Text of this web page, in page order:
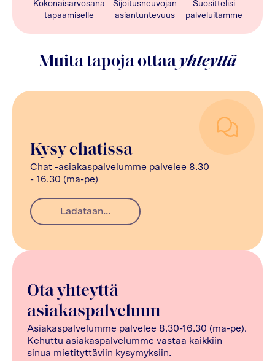
Kokonaisarvosana
tapaamiselle
Sijoitusneuvojan
asiantuntevuus
Suosittelisi
palveluitamme
Muita tapoja ottaayhteyttä
Ota yhteyttä
asiakaspalveluun
Asiakaspalvelumme palvelee 8.30-16.30 (ma-pe).
Kehuttu asiakaspalvelumme vastaa kaikkiin
sinua mietityttäviin kysymyksiin.
Kysy chatissa
Chat -asiakaspalvelumme palvelee 8.30
- 16.30 (ma-pe)
Ladataan...